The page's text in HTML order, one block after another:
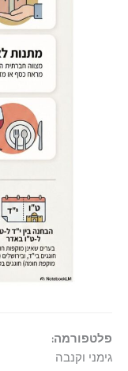
פלטפורמה:
גימני וקנבה